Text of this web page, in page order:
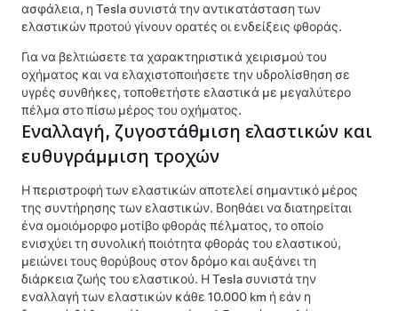
ασφάλεια, η Tesla συνιστά την αντικατάσταση των
ελαστικών προτού γίνουν ορατές οι ενδείξεις φθοράς.
Για να βελτιώσετε τα χαρακτηριστικά χειρισμού του
οχήματος και να ελαχιστοποιήσετε την υδρολίσθηση σε
υγρές συνθήκες, τοποθετήστε ελαστικά με μεγαλύτερο
πέλμα στο πίσω μέρος του οχήματος.
Εναλλαγή, ζυγοστάθμιση ελαστικών και
ευθυγράμμιση τροχών
Η περιστροφή των ελαστικών αποτελεί σημαντικό μέρος
της συντήρησης των ελαστικών. Βοηθάει να διατηρείται
ένα ομοιόμορφο μοτίβο φθοράς πέλματος, το οποίο
ενισχύει τη συνολική ποιότητα φθοράς του ελαστικού,
μειώνει τους θορύβους στον δρόμο και αυξάνει τη
διάρκεια ζωής του ελαστικού. Η Tesla συνιστά την
εναλλαγή των ελαστικών κάθε 10.000 km ή εάν η